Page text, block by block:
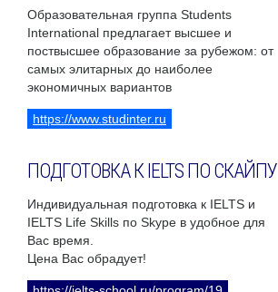
Образовательная группа Students
International предлагает высшее и
поствысшее образование за рубежом: от
самых элитарных до наиболее
экономичных вариантов
https://www.studinter.ru
ПОДГОТОВКА К IELTS ПО СКАЙПУ
Индивидуальная подготовка к IELTS и
IELTS Life Skills по Skype в удобное для
Вас время.
Цена Вас обрадует!